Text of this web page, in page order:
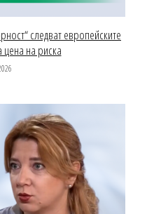
следват европейските
на риска